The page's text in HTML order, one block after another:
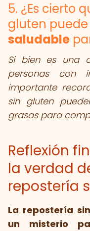
5. ¿Es cierto
gluten
saludable
Si bien es una
personas con
importante
sin gluten
grasas para
Reflexión
la verdad
repostería
La repostería
un misterio